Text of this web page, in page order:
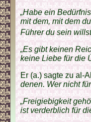
„Habe ein
mit dem, mit dem
Führer du sein
„Es gibt keinen
keine Liebe für die
Er (a.) sagte zu al-
denen. Wer nicht
„Freigiebigkeit
ist verderblich für